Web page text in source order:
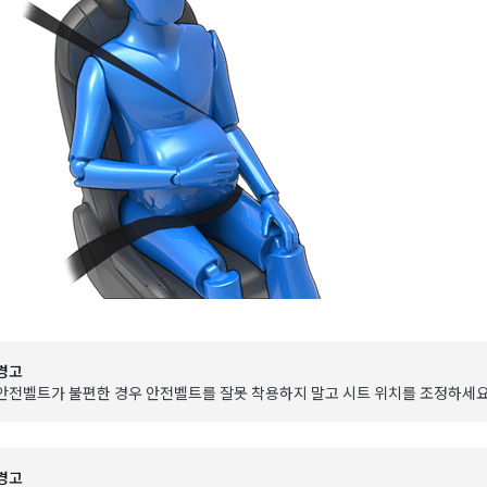
고
전벨트가 불편한 경우 안전벨트를 잘못 착용하지 말고 시트 위치를 조정하세
고